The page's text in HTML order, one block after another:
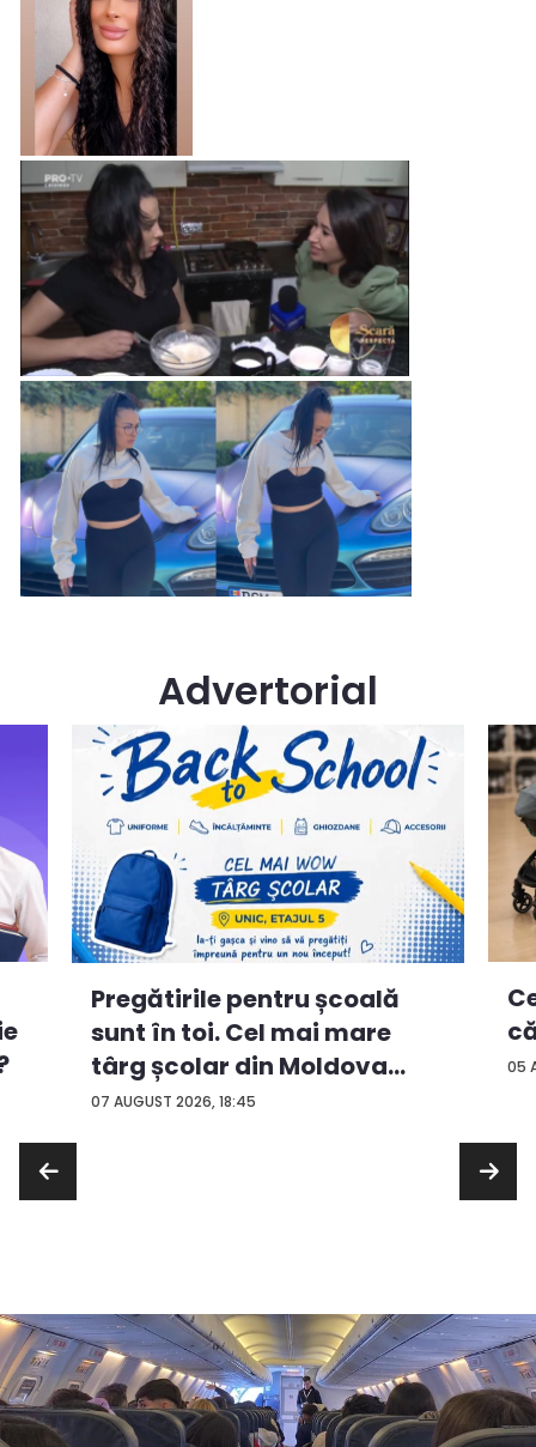
Advertorial
07 AUGUST 2026, 18:45
Pregătirile pentru școală
sunt în toi. Cel mai mare
târg școlar din Moldova
con...
05